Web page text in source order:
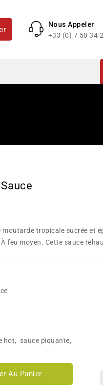
Nous Appeler
+33 (0) 7 50 34
tropicale sucrée et
feu moyen. Cette sauce
hot, sauce piquante,
Au Panier